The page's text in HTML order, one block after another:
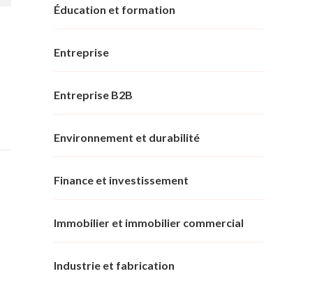
Éducation et formation
Entreprise
Entreprise B2B
Environnement et durabilité
Finance et investissement
Immobilier et immobilier commercial
Industrie et fabrication